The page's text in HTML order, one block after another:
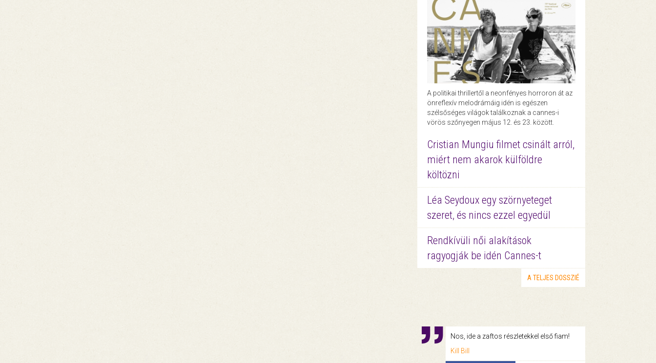
A politikai thrillertől a neonfényes horroron át az
önreflexív melodrámáig idén is egészen
szélsőséges világok találkoznak a cannes-i
vörös szőnyegen május 12. és 23. között.
Cristian Mungiu filmet csinált arról,
miért nem akarok külföldre
költözni
Léa Seydoux egy szörnyeteget
szeret, és nincs ezzel egyedül
Rendkívüli női alakítások
ragyogják be idén Cannes-t
A TELJES DOSSZIÉ
Nos, ide a zaftos részletekkel első fiam!
Kill Bill